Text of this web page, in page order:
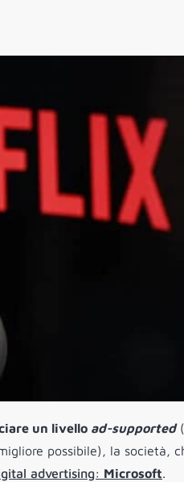
un livello ad-supported
possibile), la società,
advertising: Microsoft.